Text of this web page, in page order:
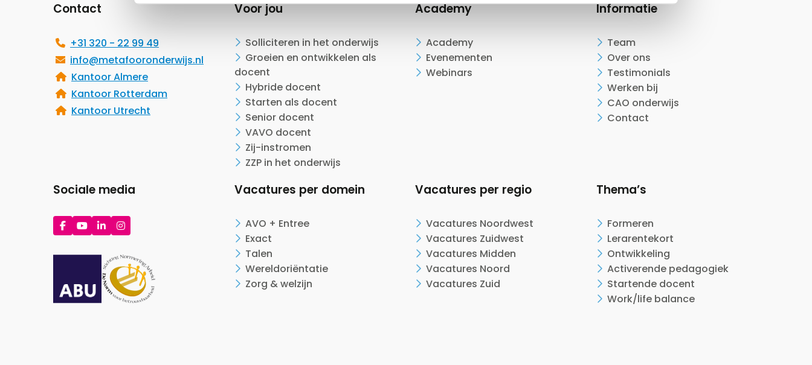
Contact
+31 320 - 22 99 49
info@metafooronderwijs.nl
Kantoor Almere
Kantoor Rotterdam
Kantoor Utrecht
Sociale media
Ga
naar
Facebook
Ga
naar
YouTube
Ga
naar
LinkedIn
Ga
naar
Instagram
Voor jou
Solliciteren in het onderwijs
Groeien en ontwikkelen als
docent
Hybride docent
Starten als docent
Senior docent
VAVO docent
Zij-instromen
ZZP in het onderwijs
Vacatures per domein
AVO + Entree
Exact
Talen
Wereldoriëntatie
Zorg & welzijn
Academy
Academy
Evenementen
Webinars
Vacatures per regio
Vacatures Noordwest
Vacatures Zuidwest
Vacatures Midden
Vacatures Noord
Vacatures Zuid
Informatie
Team
Over ons
Testimonials
Werken bij
CAO onderwijs
Contact
Thema’s
Formeren
Lerarentekort
Ontwikkeling
Activerende pedagogiek
Startende docent
Work/life balance